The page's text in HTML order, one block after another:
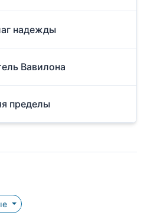
надежды
Вавилона
пределы